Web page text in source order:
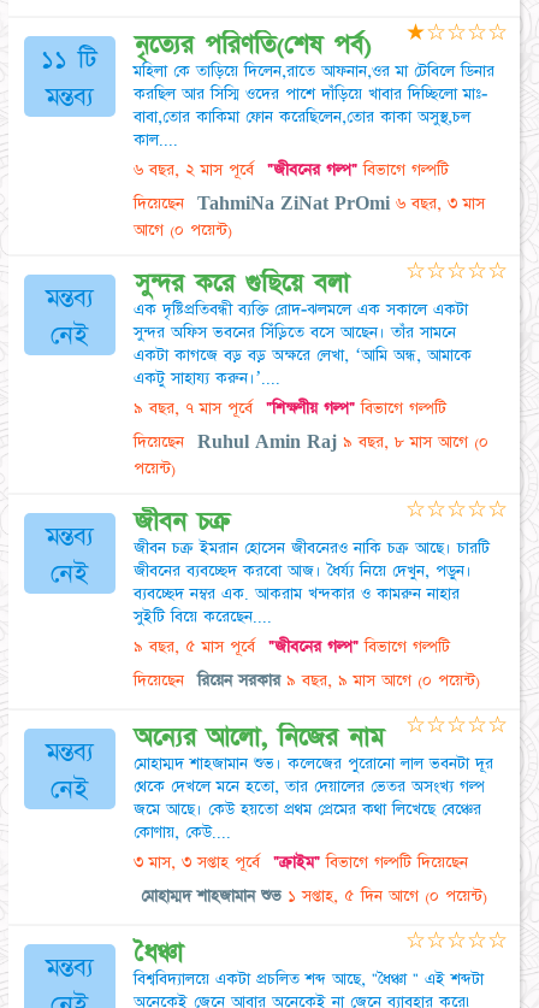
১১ টি
মন্তব্য
নৃত্যের পরিণতি(শেষ পর্ব)
মহিলা কে তাড়িয়ে দিলেন,রাতে আফনান,ওর মা টেবিলে ডিনার
করছিল আর সিস্মি ওদের পাশে দাঁড়িয়ে খাবার দিচ্ছিলো মাঃ-
বাবা,তোর কাকিমা ফোন করেছিলেন,তোর কাকা অসুস্থ,চল
কাল....
৬ বছর, ২ মাস পূর্বে "জীবনের গল্প"বিভাগে গল্পটি
দিয়েছেন
TahmiNa ZiNat PrOmi ৬ বছর, ৩ মাস
আগে (০ পয়েন্ট)
★☆☆☆☆
মন্তব্য
নেই
সুন্দর করে গুছিয়ে বলা
এক দৃষ্টিপ্রতিবন্ধী ব্যক্তি রোদ-ঝলমলে এক সকালে একটা
সুন্দর অফিস ভবনের সিঁড়িতে বসে আছেন। তাঁর সামনে
একটা কাগজে বড় বড় অক্ষরে লেখা, ‘আমি অন্ধ, আমাকে
একটু সাহায্য করুন।’....
৯ বছর, ৭ মাস পূর্বে "শিক্ষণীয় গল্প"বিভাগে গল্পটি
দিয়েছেন
Ruhul Amin Raj ৯ বছর, ৮ মাস আগে (০
পয়েন্ট)
☆☆☆☆☆
মন্তব্য
নেই
জীবন চক্র
জীবন চক্র ইমরান হোসেন জীবনেরও নাকি চক্র আছে। চারটি
জীবনের ব্যবচ্ছেদ করবো আজ। ধৈর্য্য নিয়ে দেখুন, পড়ুন।
ব্যবচ্ছেদ নম্বর এক. আকরাম খন্দকার ও কামরুন নাহার
সুইটি বিয়ে করেছেন....
৯ বছর, ৫ মাস পূর্বে "জীবনের গল্প"বিভাগে গল্পটি
দিয়েছেন
রিয়েন সরকার ৯ বছর, ৯ মাস আগে (০ পয়েন্ট)
☆☆☆☆☆
মন্তব্য
নেই
অন্যের আলো, নিজের নাম
মোহাম্মদ শাহজামান শুভ। কলেজের পুরোনো লাল ভবনটা দূর
থেকে দেখলে মনে হতো, তার দেয়ালের ভেতর অসংখ্য গল্প
জমে আছে। কেউ হয়তো প্রথম প্রেমের কথা লিখেছে বেঞ্চের
কোণায়, কেউ....
৩ মাস, ৩ সপ্তাহ পূর্বে "ক্রাইম"বিভাগে গল্পটি দিয়েছেন
মোহাম্মদ শাহজামান শুভ ১ সপ্তাহ, ৫ দিন আগে (০ পয়েন্ট)
☆☆☆☆☆
মন্তব্য
ধৈঞ্চা
বিশ্ববিদ্যালয়ে একটা প্রচলিত শব্দ আছে, "ধৈঞ্চা " এই শব্দটা
অনেকেই জেনে আবার অনেকেই না জেনে ব্যাবহার করে৷
☆☆☆☆☆